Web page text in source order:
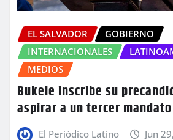
EL SALVADOR
GOBIERNO
INTERNACIONALES
MEDIOS
Bukele inscribe su
aspirar a un tercer
El Periódico Latino Jun